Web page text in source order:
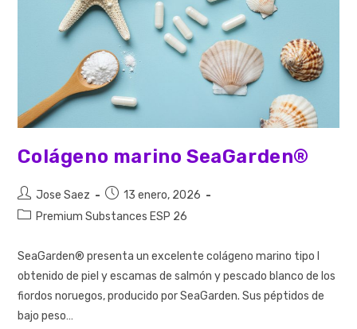
Colágeno marino SeaGarden®
Jose Saez
13 enero, 2026
Premium Substances ESP 26
SeaGarden® presenta un excelente colágeno marino tipo I
obtenido de piel y escamas de salmón y pescado blanco de los
fiordos noruegos, producido por SeaGarden. Sus péptidos de
bajo peso…